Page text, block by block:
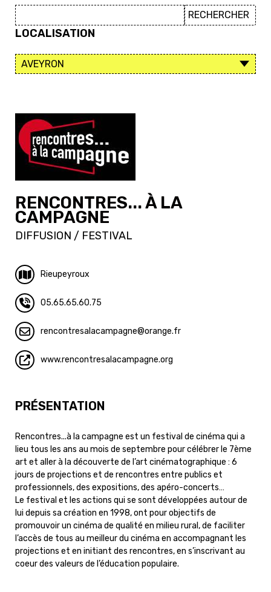
LOCALISATION
RENCONTRES... À LA
CAMPAGNE
DIFFUSION / FESTIVAL
Rieupeyroux
05.65.65.60.75
rencontresalacampagne orange.fr
www.rencontresalacampagne.org
PRÉSENTATION
Rencontres...à la campagne est un festival de cinéma qui a
lieu tous les ans au mois de septembre pour célébrer le 7ème
art et aller à la découverte de l’art cinématographique : 6
jours de projections et de rencontres entre publics et
professionnels, des expositions, des apéro-concerts…
Le festival et les actions qui se sont développées autour de
lui depuis sa création en 1998, ont pour objectifs de
promouvoir un cinéma de qualité en milieu rural, de faciliter
l’accès de tous au meilleur du cinéma en accompagnant les
projections et en initiant des rencontres, en s’inscrivant au
coeur des valeurs de l’éducation populaire.